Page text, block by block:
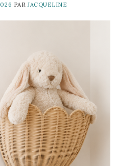
PAR JACQUELINE